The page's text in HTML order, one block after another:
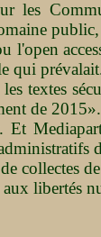
les
qui
textes
de
collectes
libertés